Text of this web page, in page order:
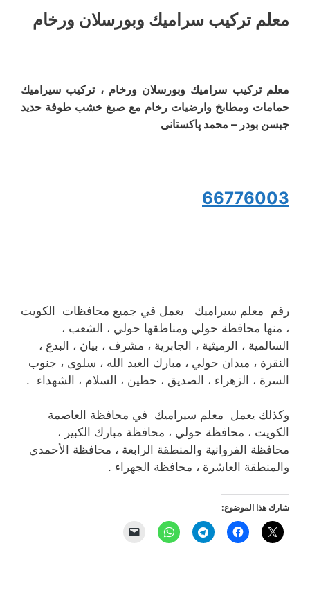
معلم ترکیب سرامیك وبورسلان ورخام
معلم ترکیب سرامیك وبورسلان ورخام ، تركيب سيراميك
حمامات ومطابخ وارضیات رخام مع صبغ خشب طوفة حدید
جبسن بودر – محمد پاکستانی
66776003
رقم معلم سيراميك يعمل في جميع محافظات الكويت
، منها محافظة حولي ومناطقها حولي ، الشعب ،
السالمية ، الرميثية ، الجابرية ، مشرف ، بيان ، البدع ،
النقرة ، ميدان حولي ، مبارك العبد الله ، سلوى ، جنوب
السرة ، الزهراء ، الصديق ، حطين ، السلام ، الشهداء .
وكذلك يعمل معلم سيراميك في محافظة العاصمة
الكويت ، محافظة حولي ، محافظة مبارك الكبير ،
محافظة الفروانية والمنطقة الرابعة ، محافظة الأحمدي
والمنطقة العاشرة ، محافظة الجهراء .
شارك هذا الموضوع: